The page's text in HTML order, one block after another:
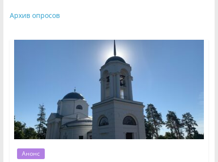
Архив опросов
Анонс